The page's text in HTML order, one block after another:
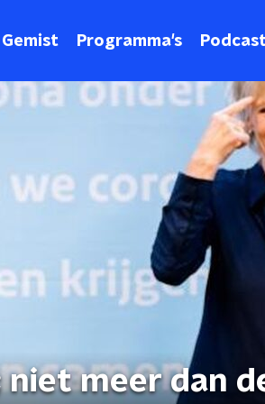
Gemist Programma's
niet meer dan